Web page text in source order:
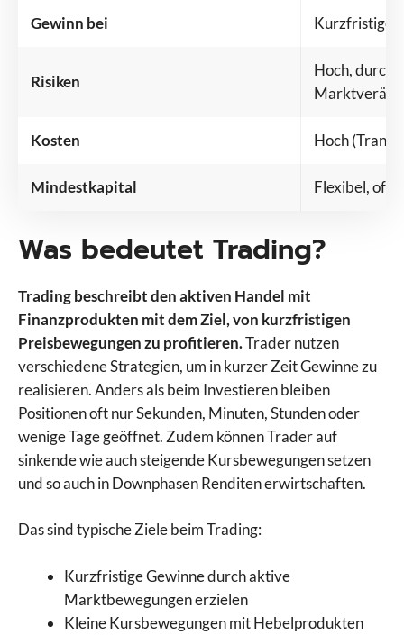
Gewinn bei
Risiken
Hoch, durch
Kosten Hoch
Mindestkapital Flexibel, oft
Was bedeutet Trading?
Trading beschreibt den aktiven Handel mit
Finanzprodukten mit dem Ziel, von kurzfristigen
Preisbewegungen zu profitieren.Trader nutzen
verschiedene Strategien, um in kurzer Zeit Gewinne zu
realisieren. Anders als beim Investieren bleiben
Positionen oft nur Sekunden, Minuten, Stunden oder
wenige Tage geöffnet. Zudem können Trader auf
sinkende wie auch steigende Kursbewegungen setzen
und so auch in Downphasen Renditen erwirtschaften.
Das sind typische Ziele beim Trading:
Kurzfristige Gewinne durch aktive
Marktbewegungen erzielen
Kleine Kursbewegungen mit Hebelprodukten